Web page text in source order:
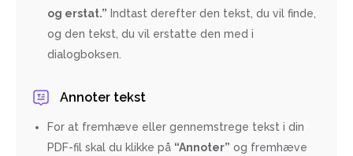
og erstat.” Indtast derefter den tekst, du vil finde,
og den tekst, du vil erstatte den med i
dialogboksen.
Annoter tekst
For at fremhæve eller gennemstrege tekst i din
PDF-fil skal du klikke på “Annoter” og fremhæve